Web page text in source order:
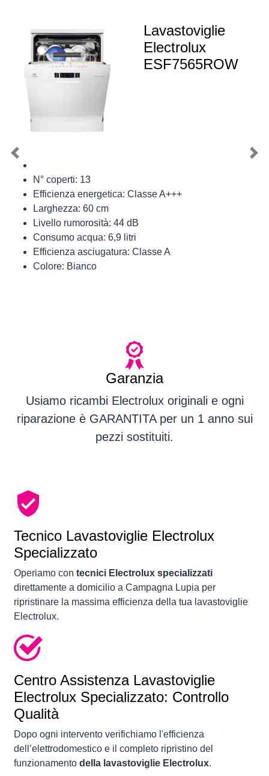
Lavastoviglie
Electrolux
ESF7565ROW
N° coperti: 13
Efficienza energetica: Classe A+++
Larghezza: 60 cm
Livello rumorosità: 44 dB
Consumo acqua: 6,9 litri
Efficienza asciugatura: Classe A
Colore: Bianco
Previous
Garanzia
Usiamo ricambi Electrolux originali e ogni
riparazione è GARANTITA per un 1 anno sui
pezzi sostituiti.
Tecnico Lavastoviglie Electrolux
Specializzato
Operiamo con tecnici Electrolux specializzati
direttamente a domicilio a Campagna Lupia per
ripristinare la massima efficienza della tua lavastoviglie
Electrolux.
Centro Assistenza Lavastoviglie
Electrolux Specializzato: Controllo
Qualità
Dopo ogni intervento verifichiamo l'efficienza
dell’elettrodomestico e il completo ripristino del
funzionamento della lavastoviglie Electrolux.